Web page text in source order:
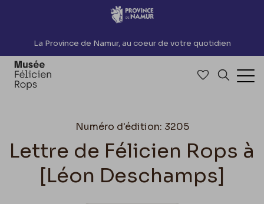
Accèder directement au contenu
La Province de Namur, au coeur de votre quotidien
Accéder à
Numéro d'édition: 3205
Lettre de Félicien Rops à
[Léon Deschamps]